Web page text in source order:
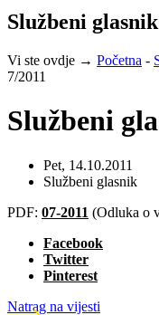
Službeni
Vi ste ovdje → Početna -
7/2011
Službeni
Pet, 14.10.2011
Službeni glasnik
PDF: 07-2011 (Odluka o
Facebook
Twitter
Pinterest
Natrag na vijesti